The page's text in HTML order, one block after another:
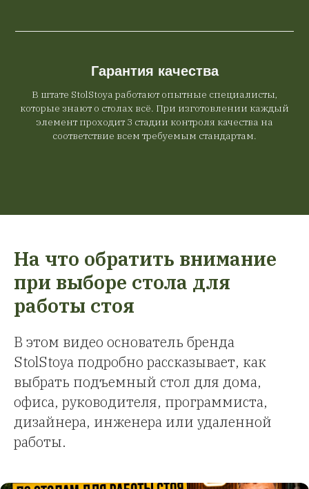
Гарантия качества
В штате StolStoya работают опытные специалисты,
которые знают о столах всё. При изготовлении каждый
элемент проходит 3 стадии контроля качества на
соответствие всем требуемым стандартам.
На что обратить внимание
при выборе стола для
работы стоя
В этом видео основатель бренда
StolStoya подробно рассказывает, как
выбрать подъемный стол для дома,
офиса, руководителя, программиста,
дизайнера, инженера или удаленной
работы.